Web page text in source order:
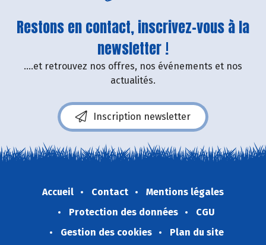
Restons en contact, inscrivez-vous à la
newsletter !
....et retrouvez nos offres, nos événements et nos
actualités.
Inscription newsletter
Accueil Contact
Mentions légales
Protection des données
CGU
Gestion des cookies
Plan du site